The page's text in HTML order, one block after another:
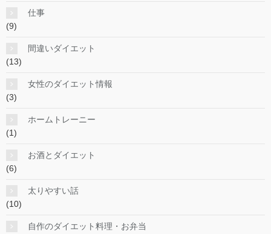
仕事
(9)
間違いダイエット
(13)
女性のダイエット情報
(3)
ホームトレーニー
(1)
お酒とダイエット
(6)
太りやすい話
(10)
自作のダイエット料理・お弁当